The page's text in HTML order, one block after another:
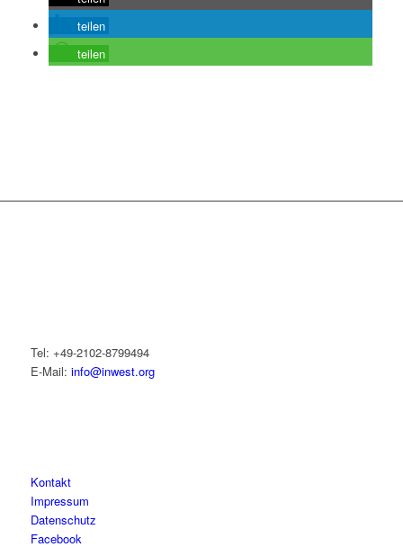
teilen
teilen
Tel: +49-2102-8799494
E-Mail: info@inwest.org
Kontakt
Impressum
Datenschutz
Facebook